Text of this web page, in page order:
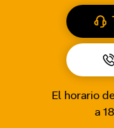
El horario
a